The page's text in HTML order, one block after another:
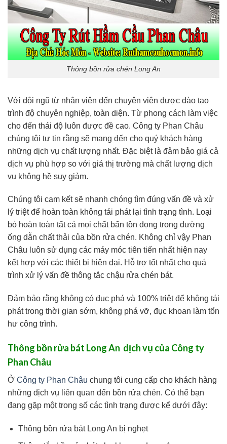
Thông bồn rửa chén Long An
Với đội ngũ từ nhân viên đến chuyên viên được đào tạo
trình độ chuyên nghiệp, toàn diện. Từ phong cách làm việc
cho đến thái độ luôn được đề cao. Công ty Phan Châu
chúng tôi tự tin rằng sẽ mang đến cho quý khách hàng
những dịch vụ chất lượng nhất. Đặc biệt là đảm bảo giá cả
dịch vụ phù hợp so với giá thị trường mà chất lượng dịch
vụ không hề suy giảm.
Chúng tôi cam kết sẽ nhanh chóng tìm đúng vấn đề và xử
lý triệt để hoàn toàn không tái phát lại tình trạng tình. Loại
bỏ hoàn toàn tất cả mọi chất bẩn tồn đọng trong đường
ống dẫn chất thải của bồn rửa chén. Không chỉ vậy Phan
Châu luôn sử dụng các máy móc tiên tiến nhất hiện nay
kết hợp với các thiết bị hiện đại. Hỗ trợ tốt nhất cho quá
trình xử lý vấn đề thông tắc chậu rửa chén bát.
Đảm bảo rằng không có đục phá và 100% triệt để không tái
phát trong thời gian sớm, không phá vỡ, đục khoan làm tổn
hư công trình.
Thông bồn rửa bát Long An dịch vụ của Công ty
Phan Châu
Ở Công ty Phan Châu chung tôi cung cấp cho khách hàng
những dịch vụ liên quan đến bồn rửa chén. Có thể bạn
đang gặp một trong số các tình trạng được kể dưới đây:
Thông bồn rửa bát Long An bị nghẹt